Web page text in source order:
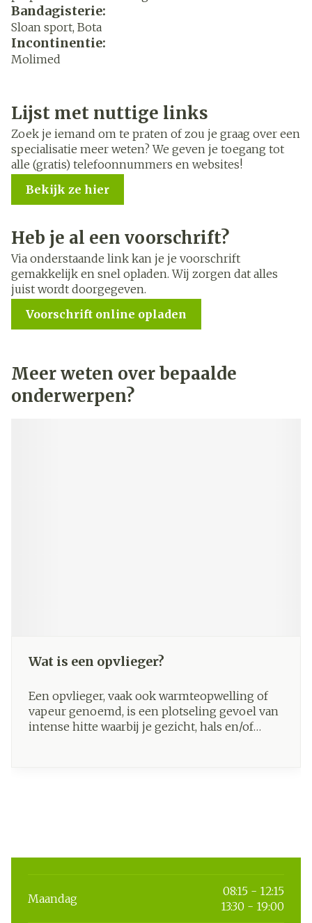
Bandagisterie:
Sloan sport, Bota
Incontinentie:
Molimed
Lijst met nuttige links
Zoek je iemand om te praten of zou je graag over een
specialisatie meer weten? We geven je toegang tot
alle (gratis) telefoonnummers en websites!
Bekijk ze hier
Heb je al een voorschrift?
Via onderstaande link kan je je voorschrift
gemakkelijk en snel opladen. Wij zorgen dat alles
juist wordt doorgegeven.
Voorschrift online opladen
Meer weten over bepaalde
onderwerpen?
Wat is een opvlieger?
Een opvlieger, vaak ook warmteopwelling of
vapeur genoemd, is een plotseling gevoel van
intense hitte waarbij je gezicht, hals en/of
Maandag
08:15 - 12:15
13:30 - 19:00